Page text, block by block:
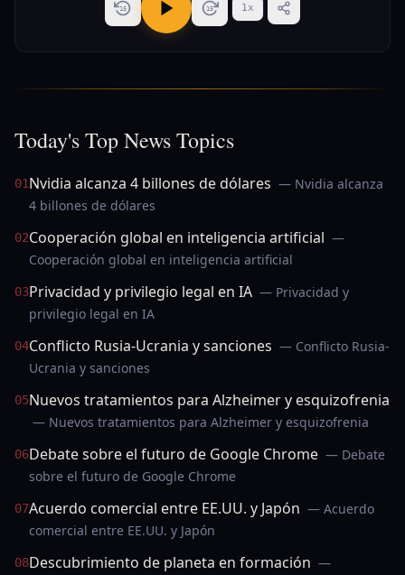
15 15 1x
Today's Top News Topics
01Nvidia alcanza 4 billones de dólares — Nvidia alcanza
4 billones de dólares
02Cooperación global en inteligencia artificial —
Cooperación global en inteligencia artificial
03Privacidad y privilegio legal en IA — Privacidad y
privilegio legal en IA
04Conflicto Rusia-Ucrania y sanciones — Conflicto Rusia-
Ucrania y sanciones
05Nuevos tratamientos para Alzheimer y esquizofrenia
— Nuevos tratamientos para Alzheimer y esquizofrenia
06Debate sobre el futuro de Google Chrome — Debate
sobre el futuro de Google Chrome
07Acuerdo comercial entre EE.UU. y Japón — Acuerdo
comercial entre EE.UU. y Japón
08Descubrimiento de planeta en formación —